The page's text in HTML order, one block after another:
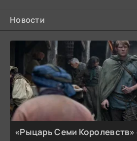
Новости
«Рыцарь Семи Королевств»